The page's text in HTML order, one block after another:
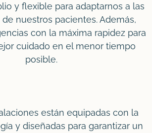
y flexible para adaptarnos a las
nuestros pacientes. Además,
con la máxima rapidez para
cuidado en el menor tiempo
posible.
están equipadas con la
y diseñadas para garantizar un